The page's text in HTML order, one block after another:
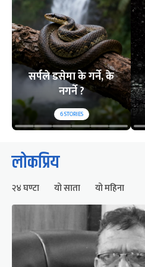
सर्पले डसेमा के गर्ने, के
नगर्ने ?
6STORIES
लोकप्रिय
२४ घण्टा यो साता यो महिना